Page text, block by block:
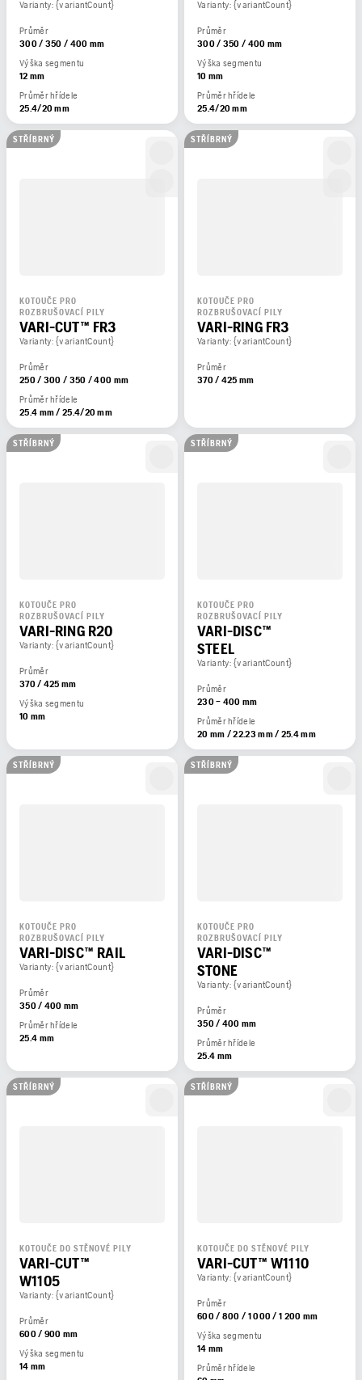
Varianty: {variantCount}
Průměr
300 / 350 / 400 mm
Výška segmentu
12 mm
Průměr hřídele
25.4/20 mm
Varianty: {variantCount}
Průměr
300 / 350 / 400 mm
Výška segmentu
10 mm
Průměr hřídele
25.4/20 mm
STŘÍBRNÝ
KOTOUČE PRO
ROZBRUŠOVACÍ PILY
VARI-CUT™ FR3
Varianty: {variantCount}
Průměr
250 / 300 / 350 / 400 mm
Průměr hřídele
25.4 mm / 25.4/20 mm
STŘÍBRNÝ
KOTOUČE PRO
ROZBRUŠOVACÍ PILY
VARI-RING FR3
Varianty: {variantCount}
Průměr
370 / 425 mm
STŘÍBRNÝ
KOTOUČE PRO
ROZBRUŠOVACÍ PILY
VARI-RING R20
Varianty: {variantCount}
Průměr
370 / 425 mm
Výška segmentu
10 mm
STŘÍBRNÝ
KOTOUČE PRO
ROZBRUŠOVACÍ PILY
VARI-DISC™
STEEL
Varianty: {variantCount}
Průměr
230 – 400 mm
Průměr hřídele
20 mm / 22.23 mm / 25.4 mm
STŘÍBRNÝ
KOTOUČE PRO
ROZBRUŠOVACÍ PILY
VARI-DISC™ RAIL
Varianty: {variantCount}
Průměr
350 / 400 mm
Průměr hřídele
25.4 mm
STŘÍBRNÝ
KOTOUČE PRO
ROZBRUŠOVACÍ PILY
VARI-DISC™
STONE
Varianty: {variantCount}
Průměr
350 / 400 mm
Průměr hřídele
25.4 mm
STŘÍBRNÝ
KOTOUČE DO STĚNOVÉ PILY
VARI-CUT™
W1105
Varianty: {variantCount}
Průměr
600 / 900 mm
Výška segmentu
14 mm
STŘÍBRNÝ
KOTOUČE DO STĚNOVÉ PILY
VARI-CUT™ W1110
Varianty: {variantCount}
Průměr
600 / 800 / 1 000 / 1 200 mm
Výška segmentu
14 mm
Průměr hřídele